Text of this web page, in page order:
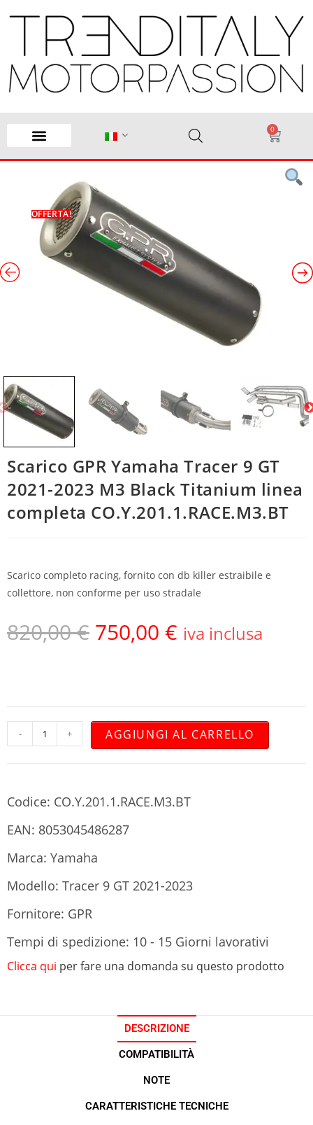
0
OFFERTA!
Scarico GPR Yamaha Tracer 9 GT
2021-2023 M3 Black Titanium linea
completa CO.Y.201.1.RACE.M3.BT
Scarico completo racing, fornito con db killer estraibile e
collettore, non conforme per uso stradale
820,00€ 750,00 € iva inclusa
- + AGGIUNGI AL CARRELLO
Codice: CO.Y.201.1.RACE.M3.BT
EAN: 8053045486287
Marca: Yamaha
Modello: Tracer 9 GT 2021-2023
Fornitore: GPR
Tempi di spedizione: 10 - 15 Giorni lavorativi
Clicca qui per fare una domanda su questo prodotto
DESCRIZIONE
COMPATIBILITÀ
NOTE
CARATTERISTICHE TECNICHE